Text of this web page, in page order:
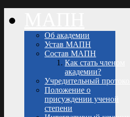
Об академии
Устав МАПН
Состав МАПН
Как стать членом
академии?
Учредительный протокол
Положение о
присуждении ученой
степени